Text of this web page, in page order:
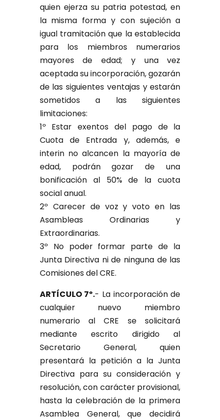
quien ejerza su patria potestad, en
la misma forma y con sujeción a
igual tramitación que la establecida
para los miembros numerarios
mayores de edad; y una vez
aceptada su incorporación, gozarán
de las siguientes ventajas y estarán
sometidos a las siguientes
limitaciones:
1º Estar exentos del pago de la
Cuota de Entrada y, además, e
interin no alcancen la mayoría de
edad, podrán gozar de una
bonificación al 50% de la cuota
social anual.
2º Carecer de voz y voto en las
Asambleas Ordinarias y
Extraordinarias.
3º No poder formar parte de la
Junta Directiva ni de ninguna de las
Comisiones del CRE.
ARTÍCULO 7º.- La incorporación de
cualquier nuevo miembro
numerario al CRE se solicitará
mediante escrito dirigido al
Secretario General, quien
presentará la petición a la Junta
Directiva para su consideración y
resolución, con carácter provisional,
hasta la celebración de la primera
Asamblea General, que decidirá